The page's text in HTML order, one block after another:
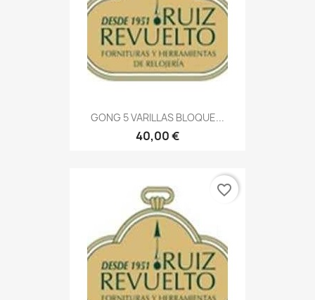
GONG 5 VARILLAS BLOQUE...
40,00 €
favorite_border